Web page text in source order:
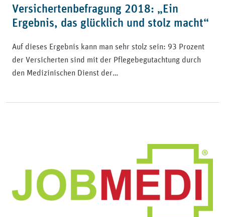
Versichertenbefragung 2018: „Ein
Ergebnis, das glücklich und stolz macht“
Auf dieses Ergebnis kann man sehr stolz sein: 93 Prozent
der Versicherten sind mit der Pflegebegutachtung durch
den Medizinischen Dienst der…